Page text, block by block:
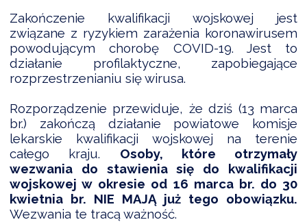
OBSŁUGI
Zakończenie kwalifikacji wojskowej jest
związane z ryzykiem zarażenia koronawirusem
powodującym chorobę COVID-19. Jest to
działanie profilaktyczne, zapobiegające
rozprzestrzenianiu się wirusa.
Rozporządzenie przewiduje, że dziś (13 marca
br.) zakończą działanie powiatowe komisje
lekarskie kwalifikacji wojskowej na terenie
całego kraju. Osoby, które otrzymały
wezwania do stawienia się do kwalifikacji
wojskowej w okresie od 16 marca br. do 30
kwietnia br. NIE MAJĄ już tego obowiązku.
Wezwania te tracą ważność.